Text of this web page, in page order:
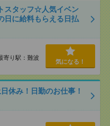
スタッフ☆人気イベン
日に給料もらえる日払
寄り駅：難波
気になる！
休み！日勤のお仕事！